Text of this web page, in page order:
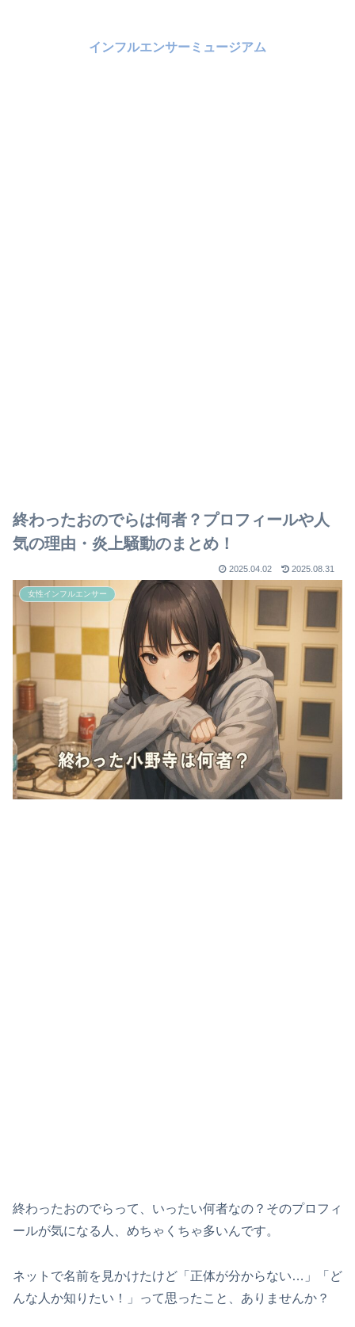
インフルエンサーミュージアム
終わったおのでらは何者？プロフィールや人
気の理由・炎上騒動のまとめ！
2025.04.02 2025.08.31
女性インフルエンサー
終わったおのでらって、いったい何者なの？そのプロフィ
ールが気になる人、めちゃくちゃ多いんです。
ネットで名前を見かけたけど「正体が分からない…」「ど
んな人か知りたい！」って思ったこと、ありませんか？